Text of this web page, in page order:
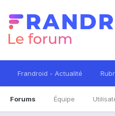
Frandroid - Actualité
Forums Équipe